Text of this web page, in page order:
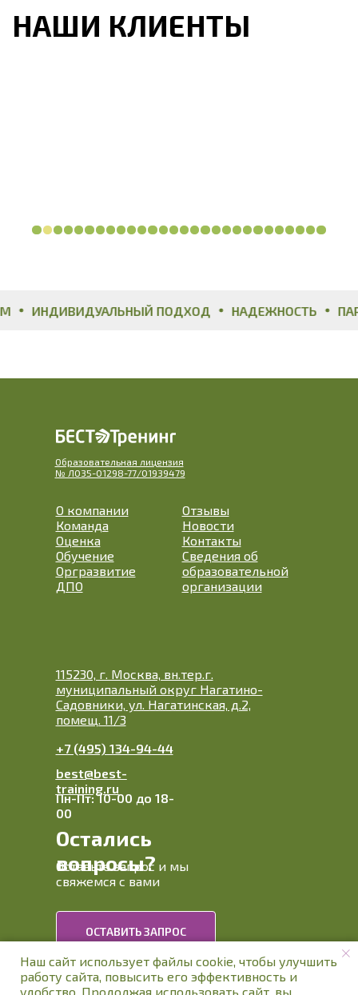
ИНДИВИДУАЛЬНЫЙ ПОДХОД НАДЕЖНОСТЬ
Наш сайт использует файлы cookie, чтобы улучшить
работу сайта, повысить его эффективность и
удобство. Продолжая использовать сайт, вы
115230, г. Москва, вн.тер.г.
муниципальный округ Нагатино-
Садовники, ул. Нагатинская, д.2,
помещ. 11/3
+7 (495) 134-94-44
best@best-
training.ru
Пн-Пт: 10-00 до 18-
00
Остались
вопросы?
Оставьте запрос и мы
свяжемся с вами
Образовательная лицензия
№ Л035-01298-77/01939479
© БЕСТ-Тренинг, 1998-2025
ОСТАВИТЬ ЗАПРОС
Отзывы
Новости
Контакты
Сведения об
образовательной
организации
О компании
Команда
Оценка
Обучение
Оргразвитие
ДПО